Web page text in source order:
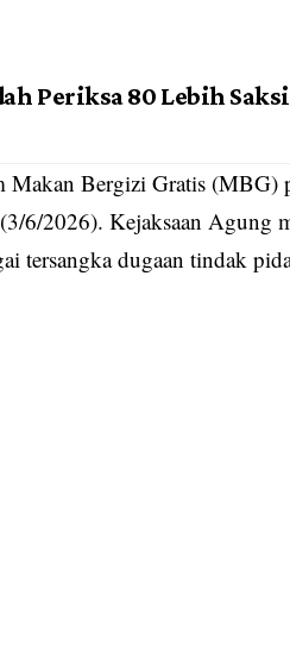
Periksa 80 Lebih Saksi